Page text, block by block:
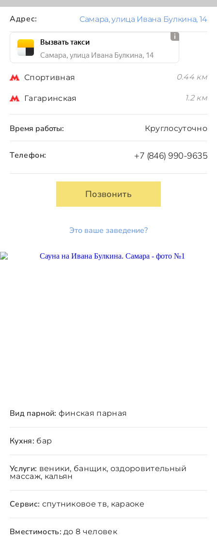
Время работы: Круглосуточно
Телефон: +7 (846) 990-9635
Позвонить
Это ваше заведение?
Адрес: Самара, улица Ивана Булкина, 14
Вызвать такси
Самара, улица Ивана Булкина, 14
Спортивная 0.44 км
Гагаринская 1.2 км
Вид парной: финская парная
Кухня: бар
Услуги: веники, банщик, оздоровительный
массаж, кальян
Сервис: спутниковое тв, караоке
Вместимость: до 8 человек